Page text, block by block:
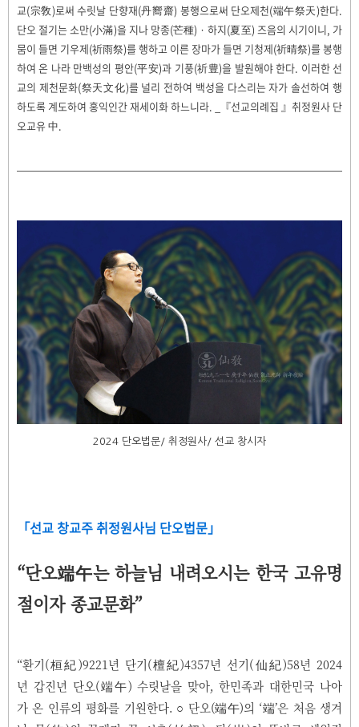
교(宗敎)로써 수릿날 단향재(丹嚮齋) 봉행으로써 단오제천(端午祭天)한다.
단오 절기는 소만(小滿)을 지나 망종(芒種) · 하지(夏至) 즈음의 시기이니, 가
뭄이 들면 기우제(祈雨祭)를 행하고 이른 장마가 들면 기청제(祈晴祭)를 봉행
하여 온 나라 만백성의 평안(平安)과 기풍(祈豊)을 발원해야 한다. 이러한 선
교의 제천문화(祭天文化)를 널리 전하여 백성을 다스리는 자가 솔선하여 행
하도록 계도하여 홍익인간 재세이화 하느니라. _『선교의례집 』취정원사 단
오교유 中.
2024 단오법문/ 취정원사/ 선교 창시자
「선교 창교주 취정원사님 단오법문」
“단오端午는 하늘님 내려오시는 한국 고유명
절이자 종교문화”
“환기(桓紀)9221년 단기(檀紀)4357년 선기(仙紀)58년 2024
년 갑진년 단오(端午) 수릿날을 맞아, 한민족과 대한민국 나아
가 온 인류의 평화를 기원한다. ○ 단오(端午)의 ‘端’은 처음 생겨